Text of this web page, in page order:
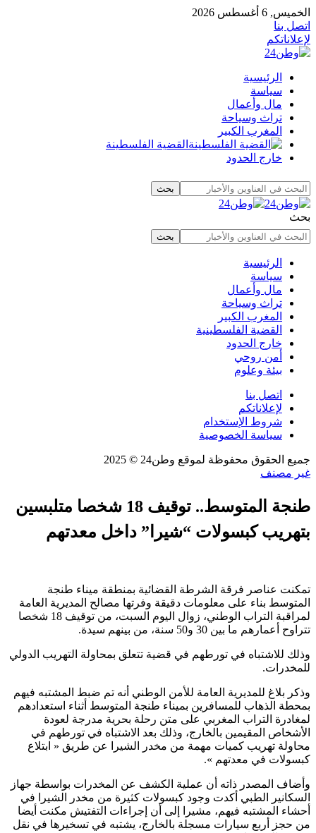
الخميس, 6 أغسطس 2026
اتصل بنا
لإعلاناتكم
الرئيسية
سياسة
مال وأعمال
تراث وسياحة
المغرب الكبير
القضية الفلسطينة
خارج الحدود
بحث
الرئيسية
سياسة
مال وأعمال
تراث وسياحة
المغرب الكبير
القضية الفلسطينية
خارج الحدود
أمن روحي
بيئة وعلوم
اتصل بنا
لإعلاناتكم
شروط الإستخدام
سياسة الخصوصية
جميع الحقوق محفوظة لموقع وطن24 © 2025
غير مصنف
طنجة المتوسط.. توقيف 18 شخصا متلبسين
بتهريب كبسولات “شيرا” داخل معدتهم
تمكنت عناصر فرقة الشرطة القضائية بمنطقة ميناء طنجة
المتوسط بناء على معلومات دقيقة وفرتها مصالح المديرية العامة
لمراقبة التراب الوطني، زوال اليوم السبت، من توقيف 18 شخصا
تتراوح أعمارهم ما بين 30 و50 سنة، من بينهم سيدة.
وذلك للاشتباه في تورطهم في قضية تتعلق بمحاولة التهريب الدولي
للمخدرات.
وذكر بلاغ للمديرية العامة للأمن الوطني أنه تم ضبط المشتبه فيهم
بمحطة الذهاب للمسافرين بميناء طنجة المتوسط أثناء استعدادهم
لمغادرة التراب المغربي على متن رحلة بحرية مدرجة لعودة
الأشخاص المقيمين بالخارج، وذلك بعد الاشتباه في تورطهم في
محاولة تهريب كميات مهمة من مخدر الشيرا عن طريق « ابتلاع
كبسولات في معدتهم ».
وأضاف المصدر ذاته أن عملية الكشف عن المخدرات بواسطة جهاز
السكانير الطبي أكدت وجود كبسولات كثيرة من مخدر الشيرا في
أحشاء المشتبه فيهم، مشيرا إلى أن إجراءات التفتيش مكنت أيضا
من حجز أربع سيارات مسجلة بالخارج، يشتبه في تسخيرها في نقل